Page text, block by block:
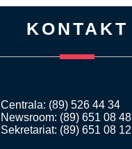
KONTAKT
Centrala: (89) 526 44 34
Newsroom: (89) 651 08 48
Sekretariat: (89) 651 08 12